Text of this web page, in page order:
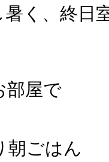
く、終日
部屋で
朝ごはん